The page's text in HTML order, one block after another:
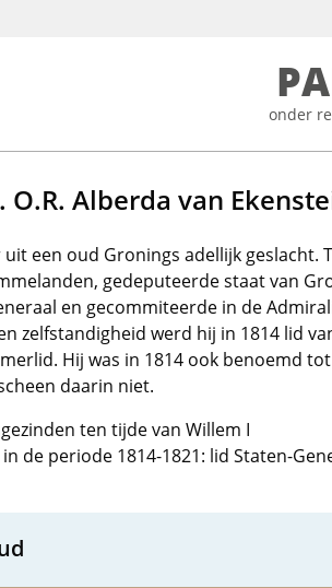
onder
O.R. Alberda van
uit een oud Gronings adellijk
gedeputeerde staat van
en gecommiteerde in de
zelfstandigheid werd hij in 1814 lid
Hij was in 1814 ook benoemd
daarin niet.
ten tijde van Willem I
de periode 1814-1821: lid Staten-